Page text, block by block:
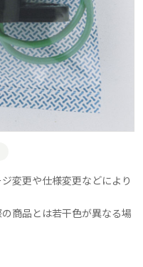
変更や仕様変更などにより
商品とは若干色が異なる場